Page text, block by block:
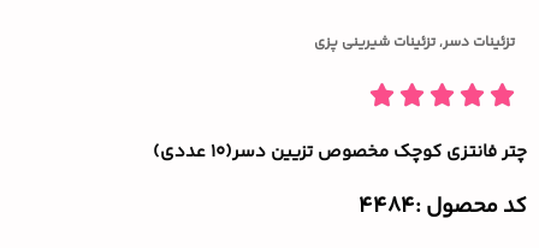
تزئینات دسر,تزئینات شیرینی پزی
چتر فانتزی کوچک مخصوص تزیین دسر(۱۰ عددی)
کد محصول :‌4484